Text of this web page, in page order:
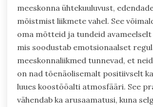
meeskonna ühtekuuluvust,
mõistmist liikmete vahel. See
oma mõtteid ja tundeid avameelselt
mis soodustab emotsionaalset
meeskonnaliikmed tunnevad, et
on nad tõenäolisemalt positiivselt
luues koostööalti atmosfääri. See
vähendab ka arusaamatusi, kuna